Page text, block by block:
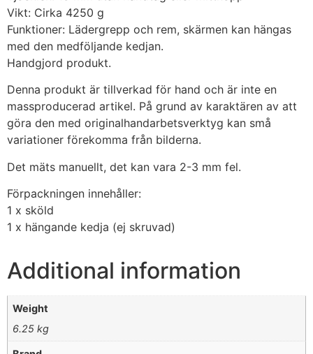
Vikt: Cirka 4250 g
Funktioner: Lädergrepp och rem, skärmen kan hängas
med den medföljande kedjan.
Handgjord produkt.
Denna produkt är tillverkad för hand och är inte en
massproducerad artikel. På grund av karaktären av att
göra den med originalhandarbetsverktyg kan små
variationer förekomma från bilderna.
Det mäts manuellt, det kan vara 2-3 mm fel.
Förpackningen innehåller:
1 x sköld
1 x hängande kedja (ej skruvad)
Additional information
Weight
6.25 kg